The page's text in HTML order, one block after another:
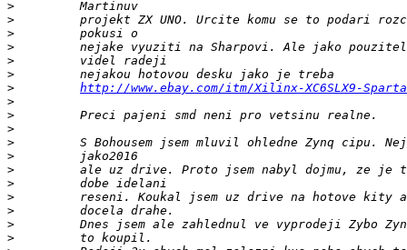
>
>
>
>
>
>
>
http://www.ebay.com/itm/Xilinx-XC6SLX9-
>
>
>
>
>
>
>
>
>
>
>